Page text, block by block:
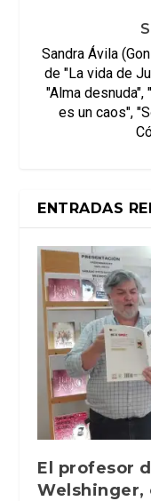
Sandra Ávila
de "La vida de
"Alma
es un caos",
ENTRADAS
El profesor
Welshinger,